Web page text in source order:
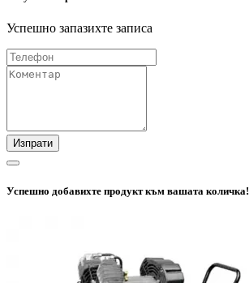
Успешно запазихте записа
Изпрати
Успешно добавихте продукт към вашата количка!